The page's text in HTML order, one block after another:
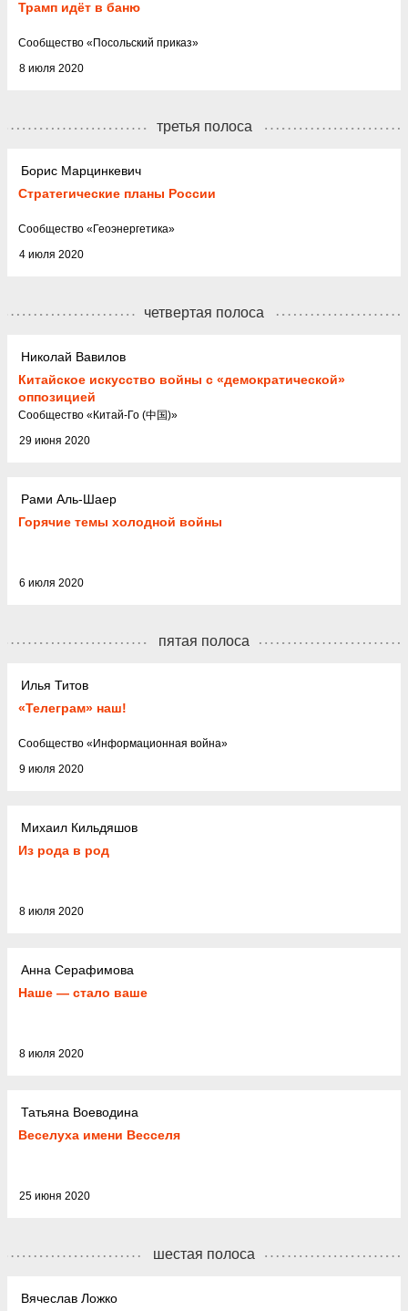
Трамп идёт в баню
8 июля 2020
Cообщество «Посольский приказ»
третья полоса
Борис Марцинкевич
Стратегические планы России
4 июля 2020
Cообщество «Геоэнергетика»
четвертая полоса
Николай Вавилов
Китайское искусство войны с «демократической»
оппозицией
29 июня 2020
Cообщество «Китай-Го (中国)»
Рами Аль-Шаер
Горячие темы холодной войны
6 июля 2020
пятая полоса
Илья Титов
«Телеграм» наш!
9 июля 2020
Cообщество «Информационная война»
Михаил Кильдяшов
Из рода в род
8 июля 2020
Анна Серафимова
Наше — стало ваше
8 июля 2020
Татьяна Воеводина
Веселуха имени Весселя
25 июня 2020
шестая полоса
Вячеслав Ложко